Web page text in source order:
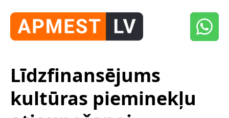
Līdzfinansējums
kultūras pieminekļu